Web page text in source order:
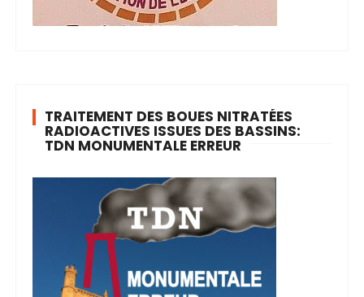
TRAITEMENT DES BOUES NITRATÉES
RADIOACTIVES ISSUES DES BASSINS:
TDN MONUMENTALE ERREUR